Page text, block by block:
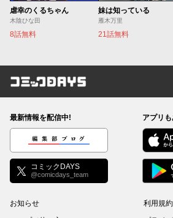
虐幸のくるちゃん
木陰ひな田
8話無料
妹は知っている
雁木万里
21話無料
コミックDAYS
最新情報を配信中!
編集部ブログ
コミックDAYS
@comicdays_team
アプリ
お知らせ
利用規約